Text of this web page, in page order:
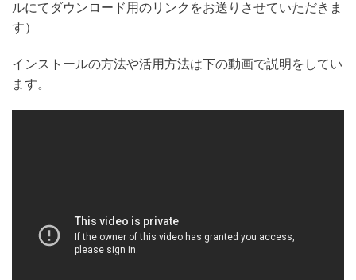
ルにてダウンロード用のリンクをお送りさせていただきま
す）
インストールの方法や活用方法は下の動画で説明をしてい
ます。